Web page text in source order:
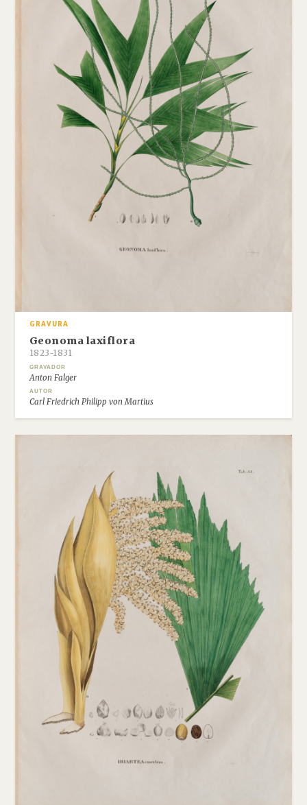
GRAVURA
Geonoma laxiflora
1823-1831
GRAVADOR
Anton Falger
AUTOR
Carl Friedrich Philipp von Martius